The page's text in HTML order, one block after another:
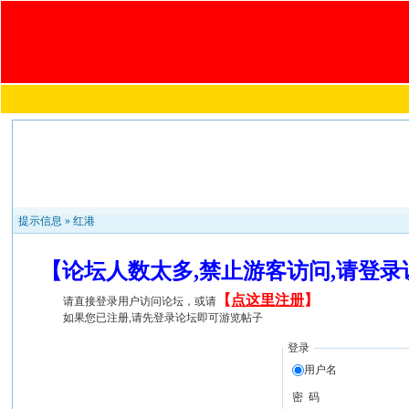
提示信息 »红港
【论坛人数太多,禁止游客访问,请登
请直接登录用户访问论坛，或请 【 点这里注册】
如果您已注册,请先登录论坛即可游览帖子
登录
用户名
密 码